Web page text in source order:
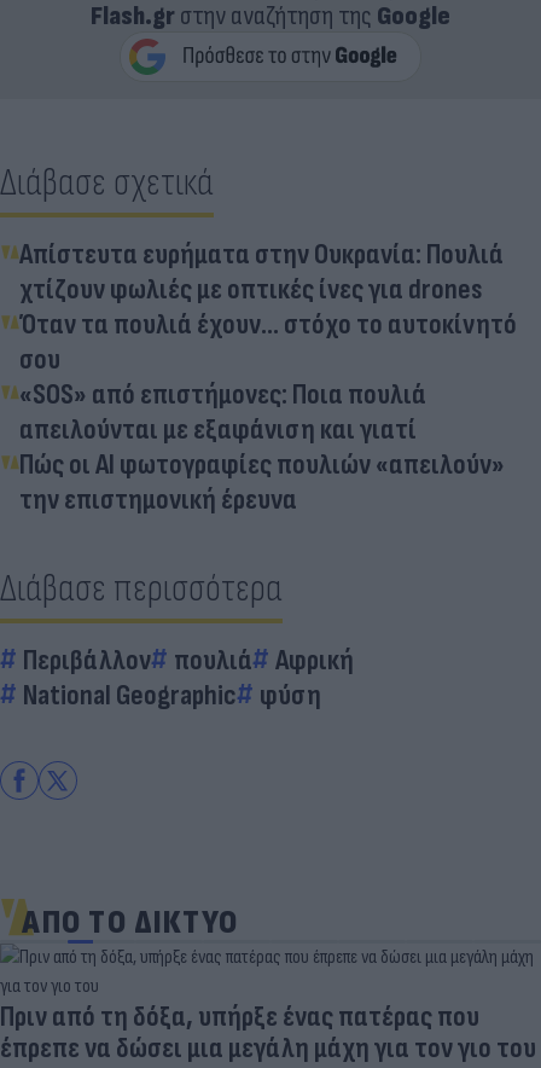
Flash.grστην αναζήτηση της Google
Διάβασε σχετικά
Απίστευτα ευρήματα στην Ουκρανία: Πουλιά
χτίζουν φωλιές με οπτικές ίνες για drones
Όταν τα πουλιά έχουν... στόχο το αυτοκίνητό
σου
«SOS» από επιστήμονες: Ποια πουλιά
απειλούνται με εξαφάνιση και γιατί
Πώς οι ΑΙ φωτογραφίες πουλιών «απειλούν»
την επιστημονική έρευνα
Διάβασε περισσότερα
Περιβάλλον πουλιά
Αφρική
National Geographic
φύση
ΑΠΟ ΤΟ ΔΙΚΤΥΟ
Πριν από τη δόξα, υπήρξε ένας πατέρας που
έπρεπε να δώσει μια μεγάλη μάχη για τον γιο του